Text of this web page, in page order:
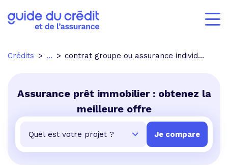
Crédits ... contrat groupe ou assurance individuelle
Assurance prêt immobilier : obtenez la
meilleure offre